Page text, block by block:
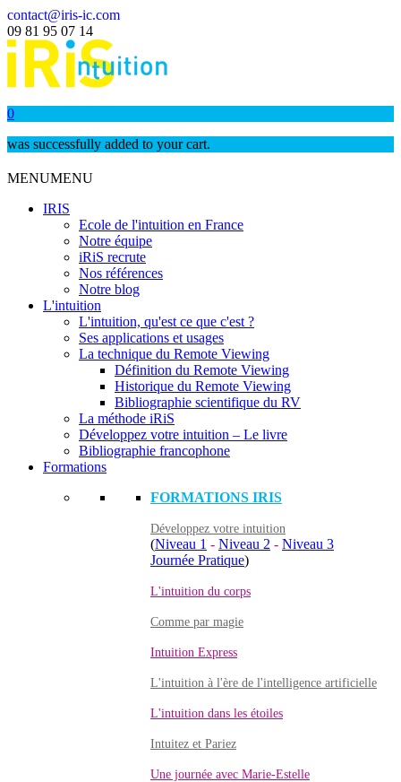
contact@iris-ic.com
09 81 95 07 14
0
was successfully added to your cart.
MENUMENU
IRIS
Ecole de l'intuition en France
Notre équipe
iRiS recrute
Nos références
Notre blog
L'intuition
L'intuition, qu'est ce que c'est ?
Ses applications et usages
La technique du Remote Viewing
Définition du Remote Viewing
Historique du Remote Viewing
Bibliographie scientifique du RV
La méthode iRiS
Développez votre intuition – Le livre
Bibliographie francophone
Formations
FORMATIONS IRIS
Développez votre intuition
(Niveau 1 - Niveau 2 - Niveau 3
Journée Pratique)
L'intuition du corps
Comme par magie
Intuition Express
L'intuition à l'ère de l'intelligence artificielle
L'intuition dans les étoiles
Intuitez et Pariez
Une journée avec Marie-Estelle